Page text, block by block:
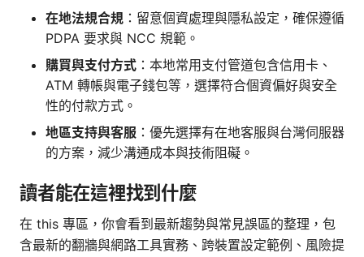
在地法規合規 ：留意個資處理與隱私設定，確保遵循
PDPA 要求與 NCC 規範。
購買與支付方式 ：本地常用支付管道包含信用卡、
ATM 轉帳與電子錢包等，選擇符合個資偏好與安全
性的付款方式。
地區支持與客服 ：優先選擇有在地客服與台灣伺服器
的方案，減少溝通成本與技術阻礙。
讀者能在這裡找到什麼
在 this 專區，你會看到最新趨勢與常見誤區的整理，包
含最新的翻牆與網路工具實務、跨裝置設定範例、風險提